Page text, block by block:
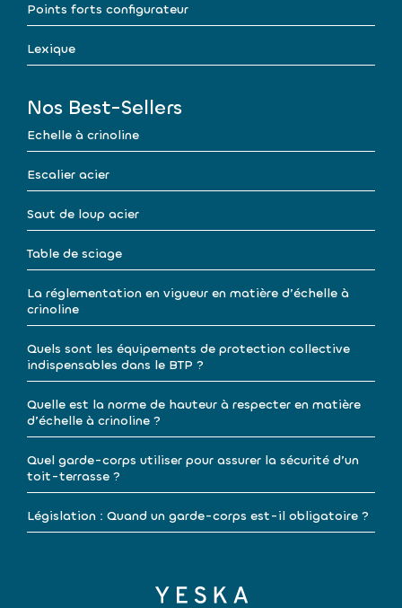
Points forts configurateur
Lexique
Nos Best-Sellers
Echelle à crinoline
Escalier acier
Saut de loup acier
Table de sciage
La réglementation en vigueur en matière d’échelle à
crinoline
Quels sont les équipements de protection collective
indispensables dans le BTP ?
Quelle est la norme de hauteur à respecter en matière
d’échelle à crinoline ?
Quel garde-corps utiliser pour assurer la sécurité d’un
toit-terrasse ?
Législation : Quand un garde-corps est-il obligatoire ?